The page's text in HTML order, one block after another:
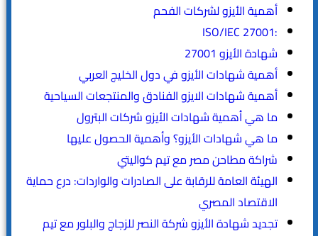
أهمية الأيزو لشركات الفحم
:ISO/IEC 27001
شهادة الأيزو 27001
أهمية شهادات الأيزو في دول الخليج العربي
أهمية شهادات الايزو الفنادق والمنتجعات السياحية
ما هي أهمية شهادات الأيزو شركات البترول
ما هي شهادات الأيزو؟ وأهمية الحصول عليها
شراكة مطاحن مصر مع تيم كواليتي
الهيئة العامة للرقابة على الصادرات والواردات: درع حماية
الاقتصاد المصري
تجديد شهادة الأيزو شركة النصر للزجاج والبلور مع تيم